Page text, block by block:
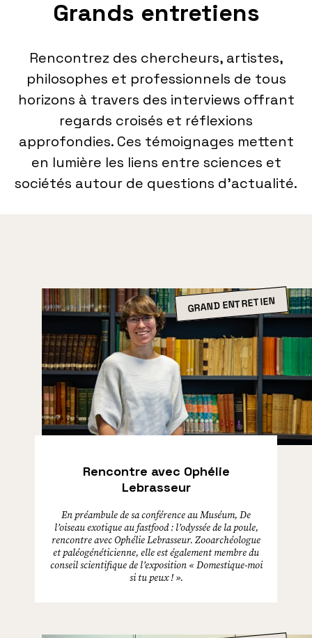
Grands entretiens
Rencontrez des chercheurs, artistes,
philosophes et professionnels de tous
horizons à travers des interviews offrant
regards croisés et réflexions
approfondies. Ces témoignages mettent
en lumière les liens entre sciences et
sociétés autour de questions d’actualité.
GRAND ENTRETIEN
Rencontre avec Ophélie
Lebrasseur
En préambule de sa conférence au Muséum, De
l’oiseau exotique au fastfood : l’odyssée de la poule,
rencontre avec Ophélie Lebrasseur. Zooarchéologue
et paléogénéticienne, elle est également membre du
conseil scientifique de l’exposition « Domestique-moi
si tu peux ! ».